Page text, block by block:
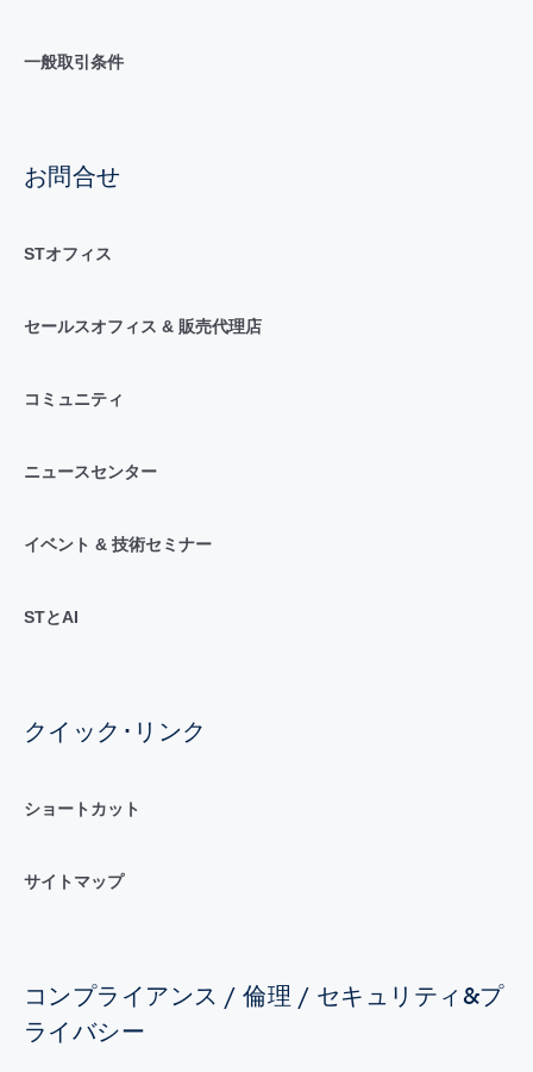
一般取引条件
お問合せ
STオフィス
セールスオフィス & 販売代理店
コミュニティ
ニュースセンター
イベント & 技術セミナー
STとAI
クイック･リンク
ショートカット
サイトマップ
コンプライアンス / 倫理 / セキュリティ&プ
ライバシー